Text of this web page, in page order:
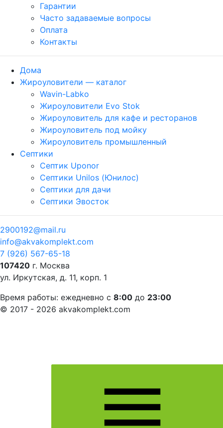
Гарантии
Часто задаваемые вопросы
Оплата
Контакты
Дома
Жироуловители — каталог
Wavin-Labko
Жироуловители Evo Stok
Жироуловитель для кафе и ресторанов
Жироуловитель под мойку
Жироуловитель промышленный
Септики
Септик Uponor
Септики Unilos (Юнилос)
Септики для дачи
Септики Эвосток
2900192@mail.ru
info@akvakomplekt.com
7 (926) 567-65-18
107420 г. Москва
ул. Иркутская, д. 11, корп. 1
Время работы: ежедневно с 8:00 до 23:00
© 2017 - 2026 akvakomplekt.com